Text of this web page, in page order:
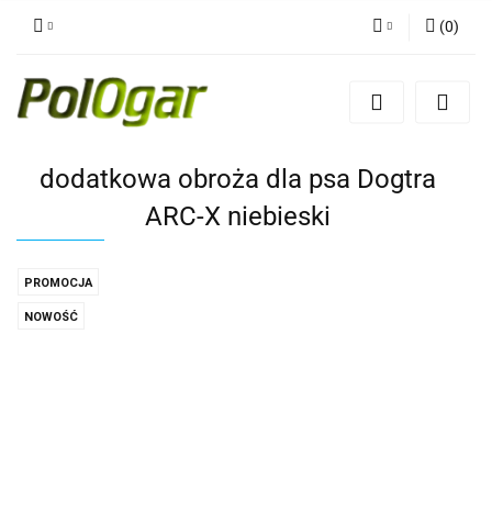
(0)
dodatkowa obroża dla psa Dogtra
ARC-X niebieski
PROMOCJA
NOWOŚĆ